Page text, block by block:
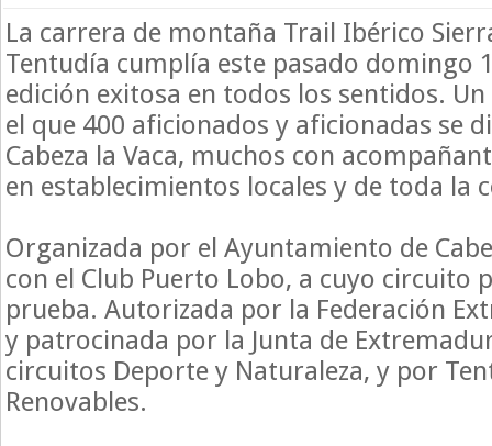
La carrera de montaña Trail Ibérico
Tentudía cumplía este pasado domingo
edición exitosa en todos los sentidos.
el que 400 aficionados y aficionadas se
Cabeza la Vaca, muchos con
en establecimientos locales y de toda la
Organizada por el Ayuntamiento de
con el Club Puerto Lobo, a cuyo circuito
prueba. Autorizada por la Federación
y patrocinada por la Junta de
circuitos Deporte y Naturaleza, y por
Renovables.